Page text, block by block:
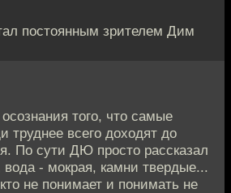
постоянным зрителем Дим
того, что самые
труднее всего доходят до
По сути ДЮ просто рассказал
вода - мокрая, камни твердые...
не понимает и понимать не